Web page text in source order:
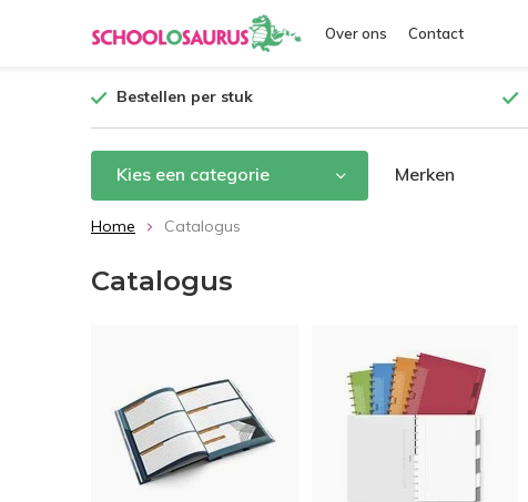
Over ons Contact
Bestellen per stuk
Kies een categorie Merken
Home Catalogus
Catalogus